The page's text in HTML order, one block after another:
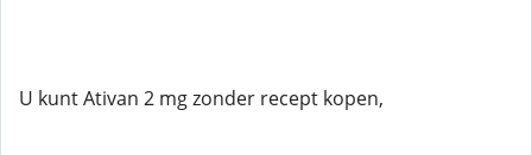
U kunt Ativan 2 mg zonder recept kopen,